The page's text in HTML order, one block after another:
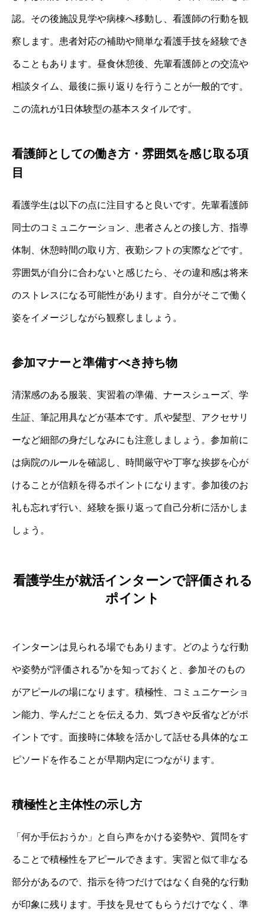
認。その後施設見学や病棟へ移動し、看護師の行動を観
察します。患者対応の補助や簡単な看護手技を経験でき
ることもあります。昼食休憩後、先輩看護師との交流や
相談タイム、最後に振り返りを行うことが一般的です。
この流れが1日体験型の基本スタイルです。
看護師としての働き方・雰囲気を感じ取る項
目
看護学生は以下の点に注目すると良いです。先輩看護師
同士のコミュニケーション、患者さんとの接し方、指導
体制、休憩時間の取り方、夜勤シフトの実際などです。
雰囲気が自分に合わないと感じたら、その違和感は将来
のストレスになる可能性があります。自分がそこで働く
姿をイメージしながら観察しましょう。
参加マナーと準備すべき持ち物
清潔感のある服装、実習着の準備、ナースシューズ、学
生証、筆記用具などが基本です。爪や髪型、アクセサリ
ーなど細部の身だしなみにも注意しましょう。参加前に
は病院のルールを確認し、時間厳守や丁寧な挨拶を心が
けることが信頼を得るポイントになります。参加後のお
礼も忘れず行い、経験を振り返って自己分析に活かしま
しょう。
看護学生が就活インターンで評価される
ポイント
インターンは見られる場でもあります。どのような行動
や姿勢が“評価される”かを知っておくと、参加そのもの
がアピールの場になります。積極性、コミュニケーショ
ン能力、学んだことを伝える力、気づきや反省などがポ
イントです。面接時に体験を活かして話せる具体的なエ
ピソードを作ることが早期内定につながります。
積極性と主体性の示し方
「何か手伝おうか」と自ら声をかける姿勢や、質問をす
ることで積極性をアピールできます。実習と似て非なる
部分があるので、指示を待つだけではなく自発的な行動
が印象に残ります。手技を見せてもらうだけでなく、準